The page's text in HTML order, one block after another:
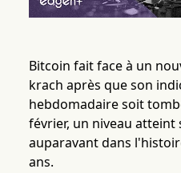
Bitcoin fait face à un
krach après que son
hebdomadaire soit
février, un niveau
auparavant dans
ans.